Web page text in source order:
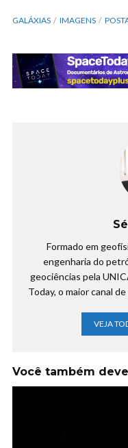
GALÁXIAS IMAGENS
Formado em
engenharia do
geociências pela
Today, o maior canal
VEJA
Você também